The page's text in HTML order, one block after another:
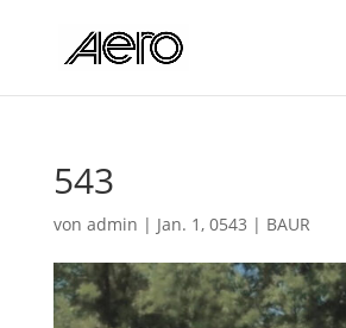
543
von admin | Jan. 1, 0543 | BAUR